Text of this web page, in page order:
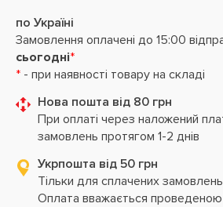
по Україні
Замовлення оплачені до 15:00
сьогодні*
* - при наявності товару на складі
Нова пошта від 80 грн
При оплаті через наложений
замовлень протягом 1-2 днів
Укрпошта від 50 грн
Тільки для сплачених
Оплата вважається